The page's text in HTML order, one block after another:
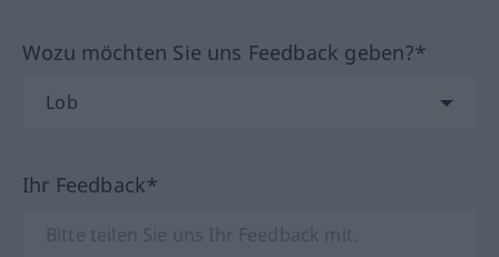
Wozu möchten Sie uns Feedback geben?*
Ihr Feedback*